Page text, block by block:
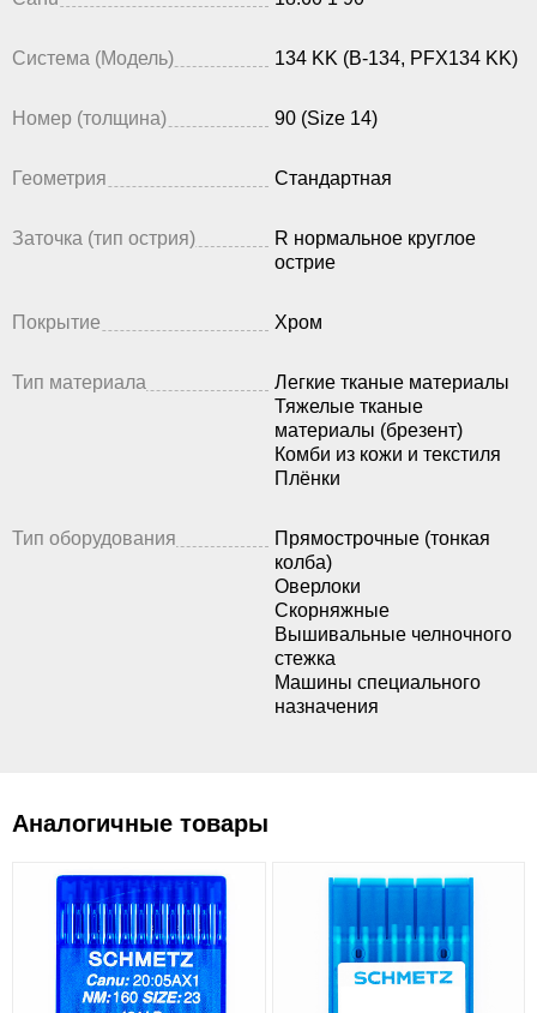
Система (Модель) 134 KK (B-134, PFX134 KK)
Номер (толщина) 90 (Size 14)
Геометрия Стандартная
Заточка (тип острия)
R нормальное круглое
острие
Покрытие Хром
Тип материала
Легкие тканые материалы
Тяжелые тканые
материалы (брезент)
Комби из кожи и текстиля
Плёнки
Тип оборудования
Прямострочные (тонкая
колба)
Оверлоки
Скорняжные
Вышивальные челночного
стежка
Машины специального
назначения
Аналогичные товары